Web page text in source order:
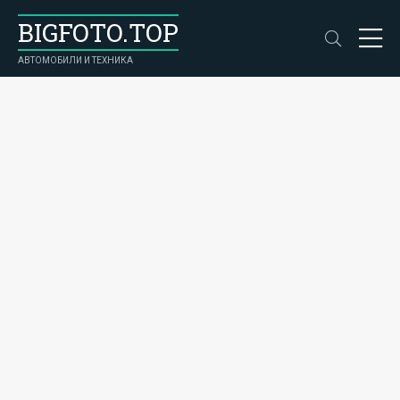
BIGFOTO.TOP
АВТОМОБИЛИ И ТЕХНИКА